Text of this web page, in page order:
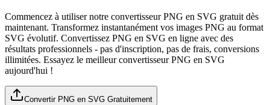
Commencez à utiliser notre convertisseur PNG en SVG gratuit dès
maintenant. Transformez instantanément vos images PNG au format
SVG évolutif. Convertissez PNG en SVG en ligne avec des
résultats professionnels - pas d'inscription, pas de frais, conversions
illimitées. Essayez le meilleur convertisseur PNG en SVG
aujourd'hui !
Convertir PNG en SVG Gratuitement